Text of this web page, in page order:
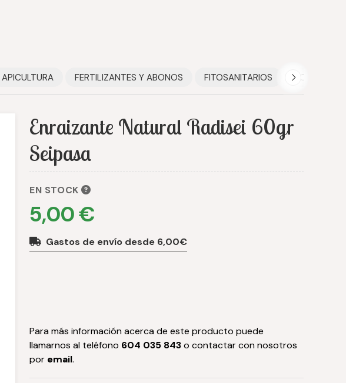
APICULTURA FERTILIZANTES Y ABONOS FITOSANITARIOS HOGAR
Enraizante Natural Radisei 60gr
Seipasa
EN STOCK
5,00 €
Gastos de envío desde 6,00€
Para más información acerca de este producto puede
llamarnos al teléfono 604 035 843o contactar con nosotros
por email.